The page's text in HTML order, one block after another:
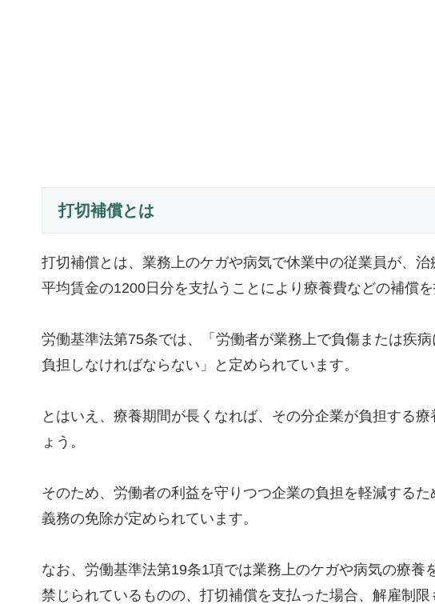
打切補償とは
打切補償とは、業務上のケガや病気で休業中の従業員が、
平均賃金の1200日分を支払うことにより療養費などの補償
労働基準法第75条では、「労働者が業務上で負傷または疾
負担しなければならない」と定められています。
とはいえ、療養期間が長くなれば、その分企業が負担する
ょう。
そのため、労働者の利益を守りつつ企業の負担を軽減する
義務の免除が定められています。
なお、労働基準法第19条1項では業務上のケガや病気の療
禁じられているものの、打切補償を支払った場合、解雇制限